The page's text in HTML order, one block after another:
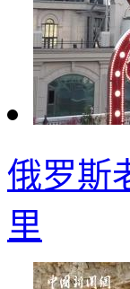
俄罗斯
里